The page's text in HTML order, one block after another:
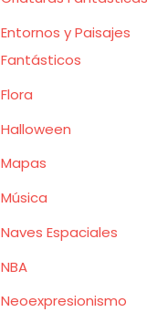
Entornos y Paisajes
Fantásticos
Flora
Halloween
Mapas
Música
Naves Espaciales
NBA
Neoexpresionismo